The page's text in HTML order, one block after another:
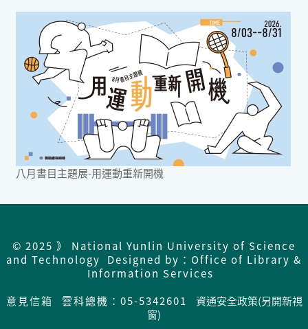
八月書目主題展-用運動重新開機
© 2025 》 National Yunlin University of Science
and Technology Designed by：Office of Library &
Information Services
意見信箱
雲科總機：05-5342601
資通安全政策(另開新視
窗)